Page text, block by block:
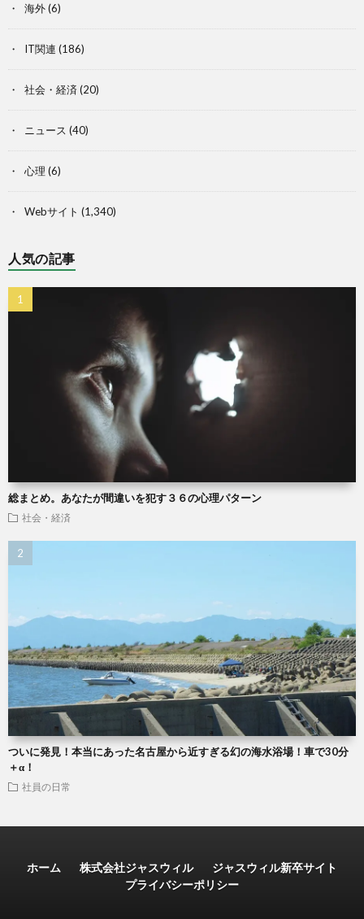
海外(6)
IT関連 (186)
社会・経済 (20)
ニュース (40)
心理 (6)
Webサイト (1,340)
人気の記事
総まとめ。あなたが間違いを犯す３６の心理パターン
社会・経済
ついに発見！本当にあった名古屋から近すぎる幻の海水浴場！車で30分
＋α！
社員の日常
ホーム 株式会社ジャスウィル
ジャスウィル新卒サイト
プライバシーポリシー